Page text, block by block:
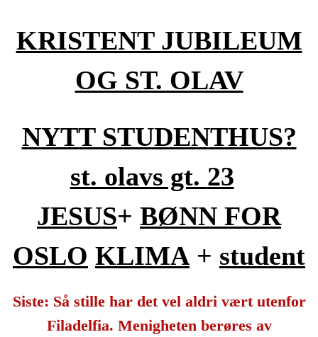
KRISTENT JUBILEUM
OG ST. OLAV
NYTT STUDENTHUS?
st. olavs gt. 23
JESUS+ BØNN FOR
OSLO KLIMA + student
Siste: Så stille har det vel aldri vært utenfor
Filadelfia. Menigheten berøres av